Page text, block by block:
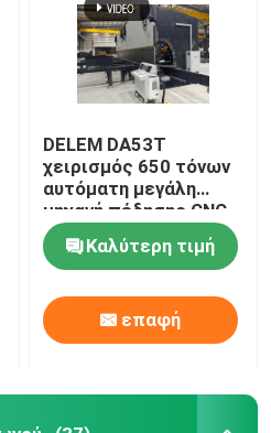
τη γραμμή
τον εξοπλισμό
DELEM DA53T
χειρισμός 650 τόνων
αυτόματη μεγάλη
μηχανή πέδησης CNC
Καλύτερη τιμή
επαφή